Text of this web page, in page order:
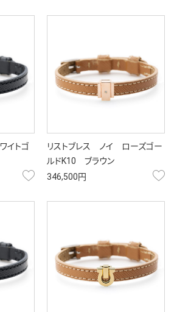
イトゴ
お気に入り
リストブレス ノイ ローズゴー
ルドK10 ブラウン
346,500円